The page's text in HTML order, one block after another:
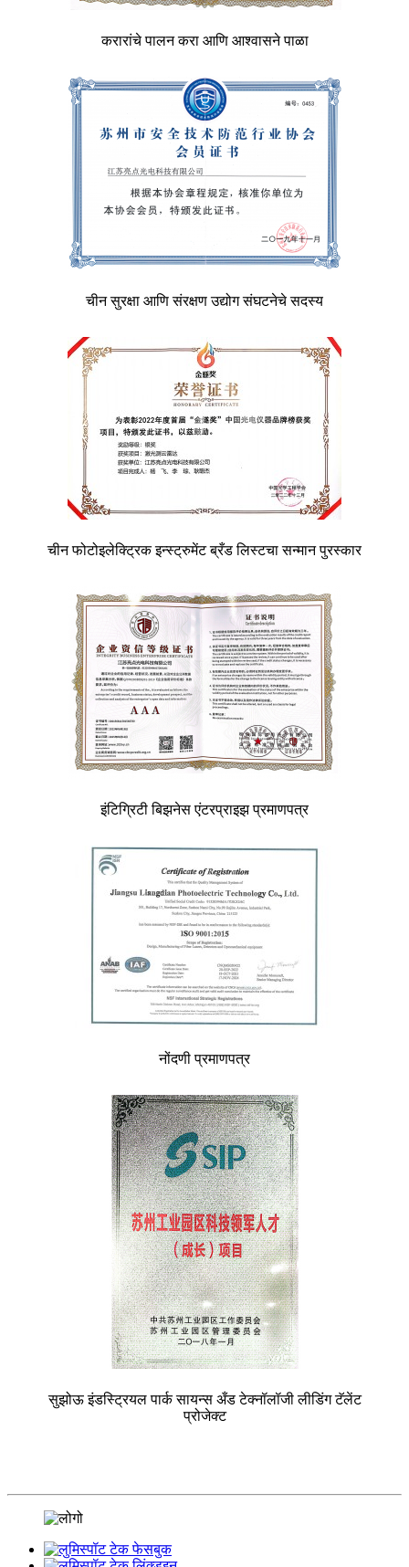
करारांचे पालन करा आणि आश्वासने पाळा
चीन सुरक्षा आणि संरक्षण उद्योग संघटनेचे सदस्य
चीन फोटोइलेक्ट्रिक इन्स्ट्रुमेंट ब्रँड लिस्टचा सन्मान पुरस्कार
इंटिग्रिटी बिझनेस एंटरप्राइझ प्रमाणपत्र
नोंदणी प्रमाणपत्र
सुझोऊ इंडस्ट्रियल पार्क सायन्स अँड टेक्नॉलॉजी लीडिंग टॅलेंट
प्रोजेक्ट